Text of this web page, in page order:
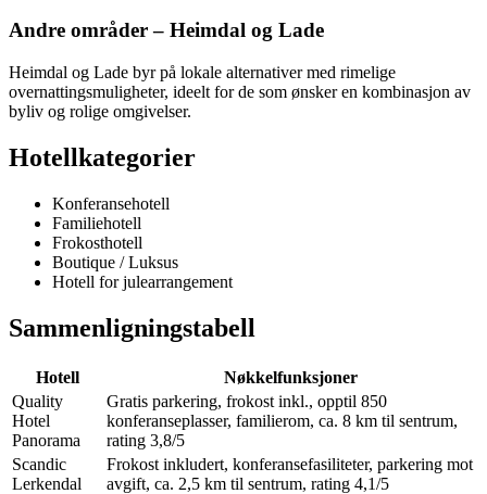
Andre områder – Heimdal og Lade
Heimdal og Lade byr på lokale alternativer med rimelige
overnattingsmuligheter, ideelt for de som ønsker en kombinasjon av
byliv og rolige omgivelser.
Hotellkategorier
Konferansehotell
Familiehotell
Frokosthotell
Boutique / Luksus
Hotell for julearrangement
Sammenligningstabell
Hotell
Nøkkelfunksjoner
Quality
Hotel
Panorama
Gratis parkering, frokost inkl., opptil 850
konferanseplasser, familierom, ca. 8 km til sentrum,
rating 3,8/5
Scandic
Lerkendal
Frokost inkludert, konferansefasiliteter, parkering mot
avgift, ca. 2,5 km til sentrum, rating 4,1/5